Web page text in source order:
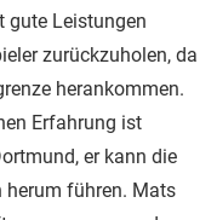
gute Leistungen
zurückzuholen, da
herankommen.
Erfahrung ist
er kann die
herum führen. Mats